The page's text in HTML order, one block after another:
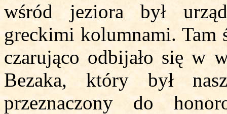
wśród jeziora był
greckimi kolumnami.
czarująco odbijało się w
Bezaka, który był
przeznaczony do